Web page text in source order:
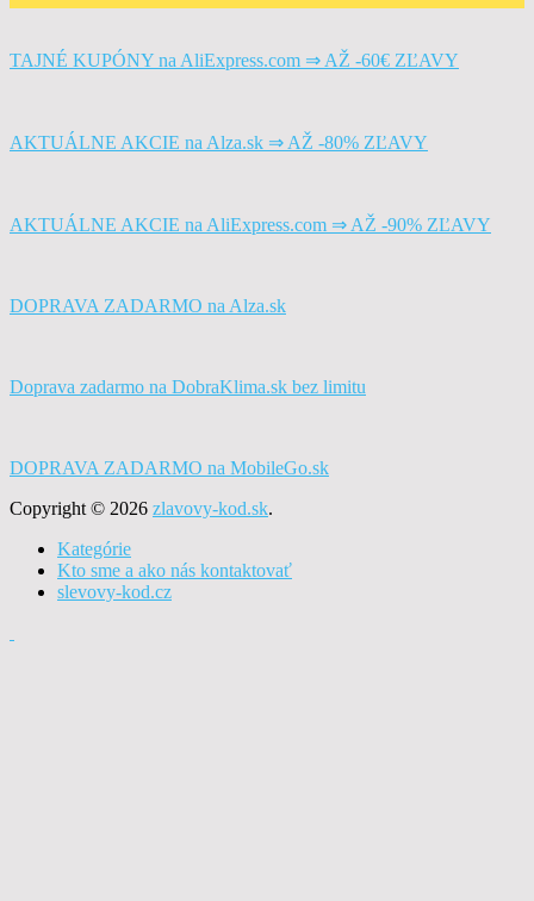
TAJNÉ KUPÓNY na AliExpress.com ⇒ AŽ -60€ ZĽAVY
AKTUÁLNE AKCIE na Alza.sk ⇒ AŽ -80% ZĽAVY
AKTUÁLNE AKCIE na AliExpress.com ⇒ AŽ -90% ZĽAVY
DOPRAVA ZADARMO na Alza.sk
Doprava zadarmo na DobraKlima.sk bez limitu
DOPRAVA ZADARMO na MobileGo.sk
Copyright © 2026 zlavovy-kod.sk.
Kategórie
Kto sme a ako nás kontaktovať
slevovy-kod.cz